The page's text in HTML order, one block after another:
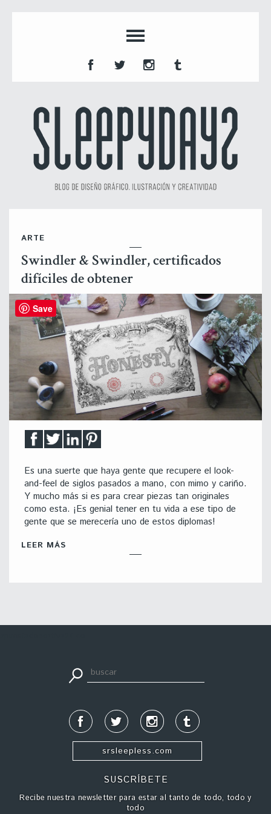
ARTE
Swindler & Swindler, certificados
difíciles de obtener
Es una suerte que haya gente que recupere el look-
and-feel de siglos pasados a mano, con mimo y cariño.
Y mucho más si es para crear piezas tan originales
como esta. ¡Es genial tener en tu vida a ese tipo de
gente que se merecería uno de estos diplomas!
LEER MÁS
srsleepless.com
SUSCRÍBETE
Recibe nuestra newsletter para estar al tanto de todo, todo y
todo
Save